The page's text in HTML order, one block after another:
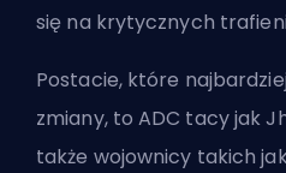
się na krytycznych
Postacie, które
zmiany, to ADC tacy jak
także wojownicy takich